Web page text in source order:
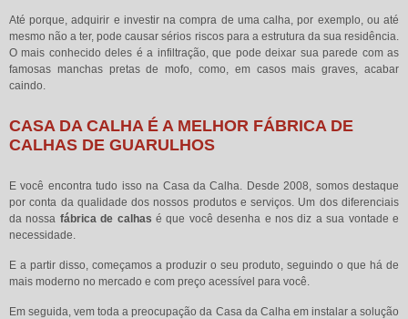
Até porque, adquirir e investir na compra de uma calha, por exemplo, ou até
mesmo não a ter, pode causar sérios riscos para a estrutura da sua residência.
O mais conhecido deles é a infiltração, que pode deixar sua parede com as
famosas manchas pretas de mofo, como, em casos mais graves, acabar
caindo.
CASA DA CALHA É A MELHOR FÁBRICA DE
CALHAS DE GUARULHOS
E você encontra tudo isso na Casa da Calha. Desde 2008, somos destaque
por conta da qualidade dos nossos produtos e serviços. Um dos diferenciais
da nossa fábrica de calhas é que você desenha e nos diz a sua vontade e
necessidade.
E a partir disso, começamos a produzir o seu produto, seguindo o que há de
mais moderno no mercado e com preço acessível para você.
Em seguida, vem toda a preocupação da Casa da Calha em instalar a solução